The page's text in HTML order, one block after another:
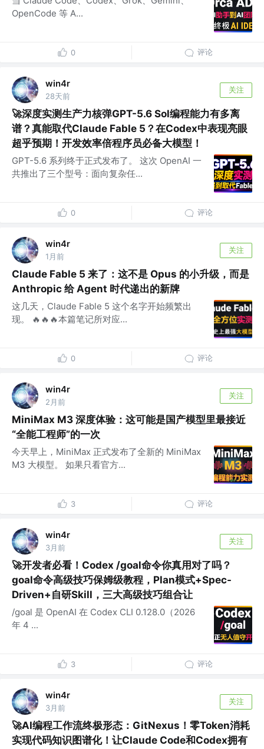
OpenCode 等 A...
0 评论
win4r
28天前
关注
🚀深度实测生产力核弹GPT-5.6 Sol编程能力有多离
谱？真能取代Claude Fable 5？在Codex中表现亮眼
超乎预期！开发效率倍程序员必备大模型！
GPT-5.6 系列终于正式发布了。 这次 OpenAI 一
共推出了三个型号：面向复杂任...
0 评论
win4r
1月前
关注
Claude Fable 5 来了：这不是 Opus 的小升级，而是
Anthropic 给 Agent 时代递出的新牌
这几天，Claude Fable 5 这个名字开始频繁出
现。 🔥🔥🔥本篇笔记所对应...
0 评论
win4r
2月前
关注
MiniMax M3 深度体验：这可能是国产模型里最接近
“全能工程师”的一次
今天早上，MiniMax 正式发布了全新的 MiniMax
M3 大模型。 如果只看官方...
3 评论
win4r
3月前
关注
🚀开发者必看！Codex /goal命令你真用对了吗？
goal命令高级技巧保姆级教程，Plan模式+Spec-
Driven+自研Skill，三大高级技巧组合让
/goal 是 OpenAI 在 Codex CLI 0.128.0（2026
年 4 ...
3 评论
win4r
3月前
关注
🚀AI编程工作流终极形态：GitNexus！零Token消耗
实现代码知识图谱化！让Claude Code和Codex拥有